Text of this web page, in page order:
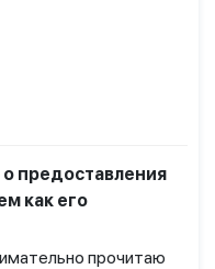
предоставления
как его
прочитаю